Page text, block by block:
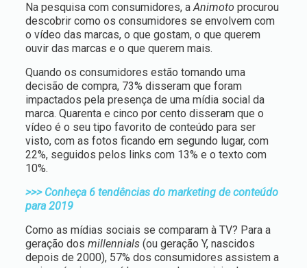
Na pesquisa com consumidores, aAnimoto procurou
descobrir como os consumidores se envolvem com
o vídeo das marcas, o que gostam, o que querem
ouvir das marcas e o que querem mais.
Quando os consumidores estão tomando uma
decisão de compra, 73% disseram que foram
impactados pela presença de uma mídia social da
marca. Quarenta e cinco por cento disseram que o
vídeo é o seu tipo favorito de conteúdo para ser
visto, com as fotos ficando em segundo lugar, com
22%, seguidos pelos links com 13% e o texto com
10%.
>>> Conheça 6 tendências do marketing de conteúdo
para 2019
Como as mídias sociais se comparam à TV? Para a
geração dos millennials(ou geração Y, nascidos
depois de 2000), 57% dos consumidores assistem a